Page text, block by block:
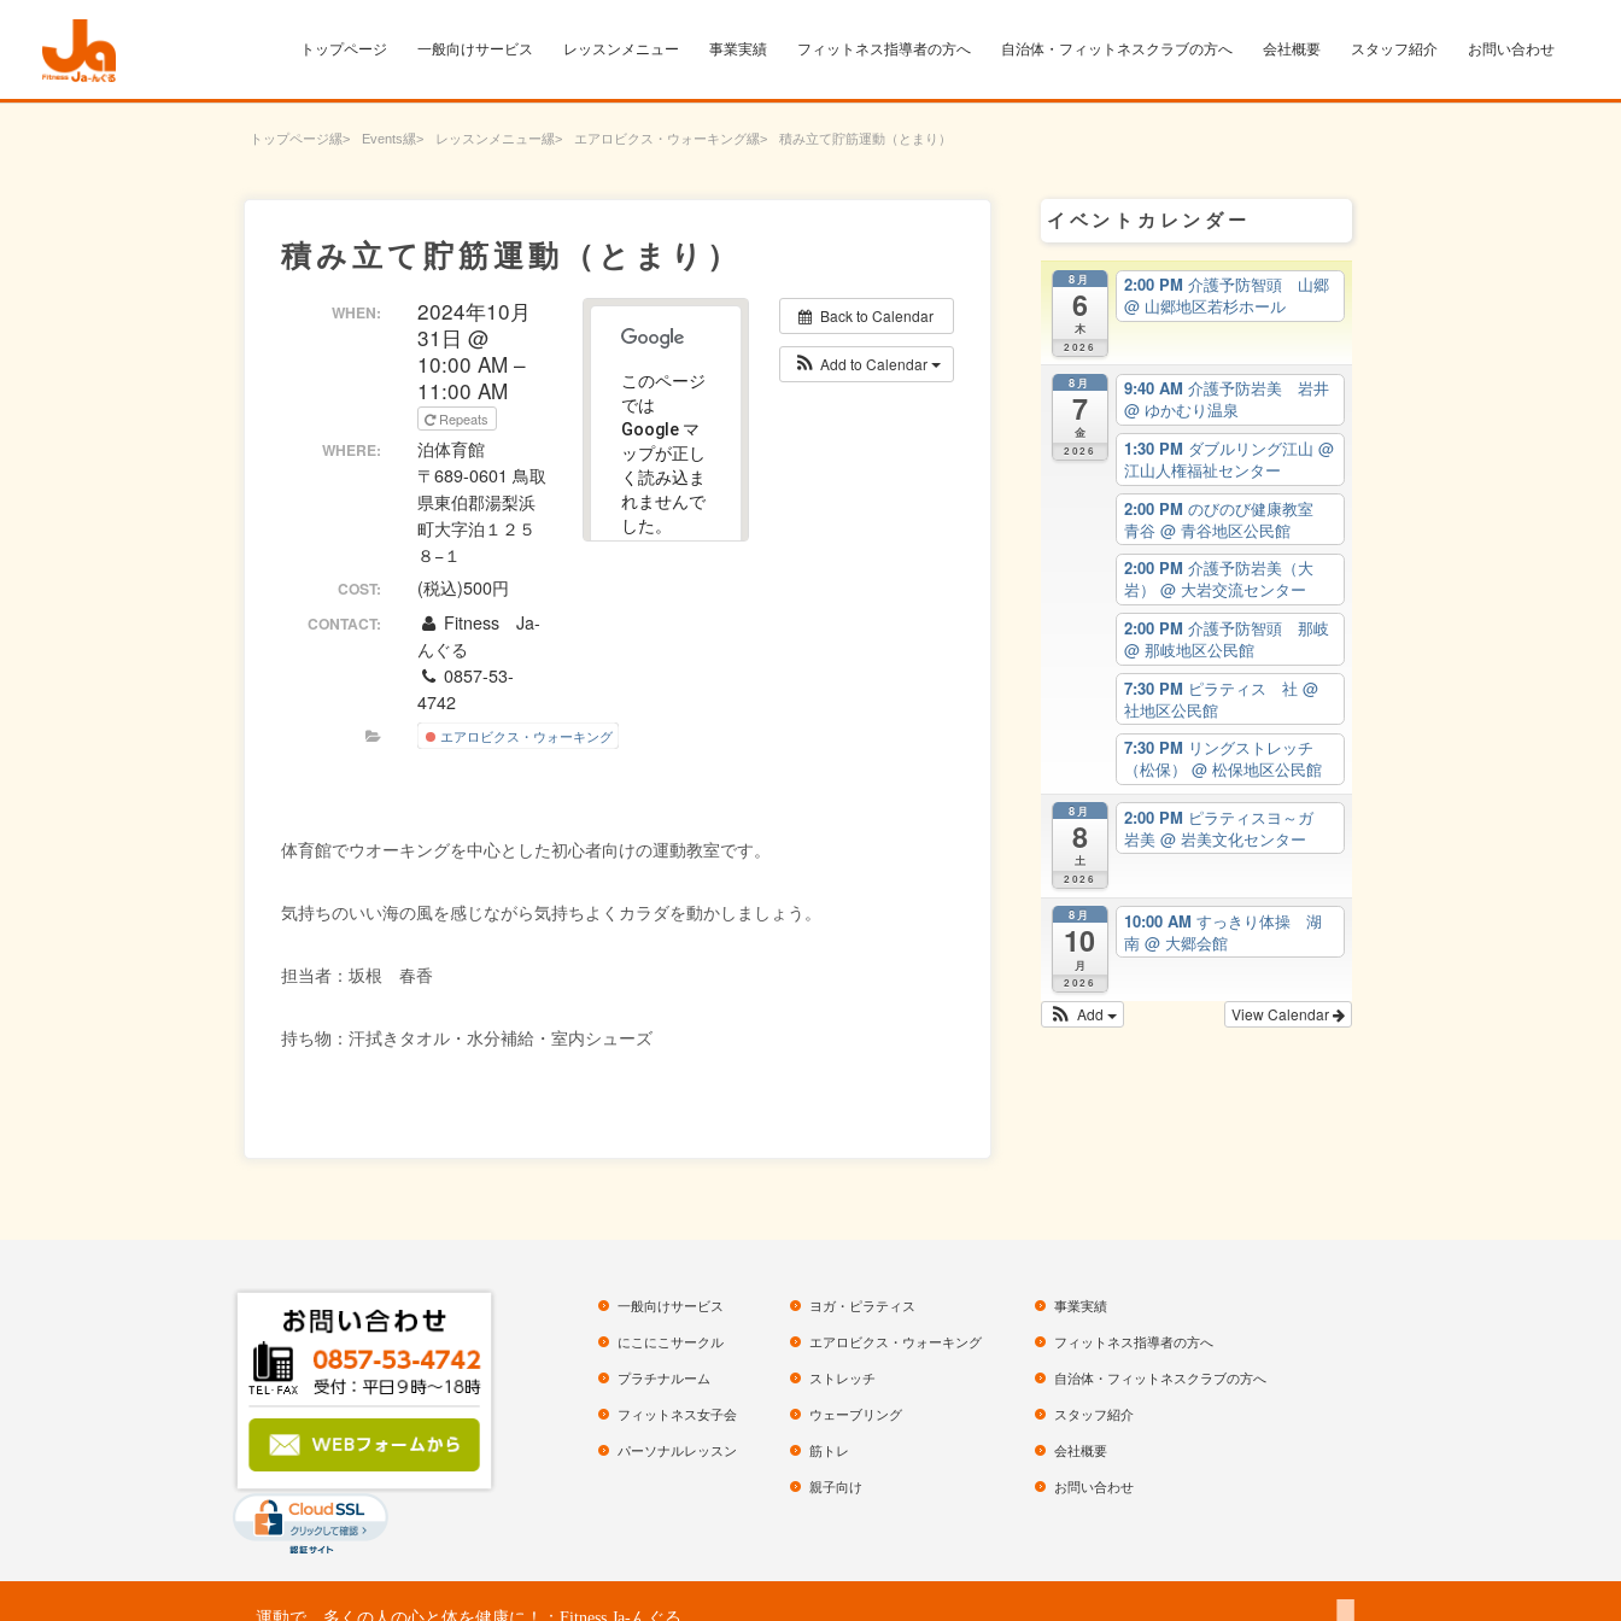
トップページ 一般向けサービス レッスンメニュー 事業実績 フィットネス指導者の方へ 自治体・フィットネスクラブの方へ 会社概要 スタッフ紹介 お問い合わせ
トップページ Events レッスンメニュー エアロビクス・ウォーキング 積み立て貯筋運動（とまり）
積み立て貯筋運動（とまり）
Back to Calendar
Add to Calendar
このページ
では
Google マ
ップが正し
く読み込ま
れませんで
した。
WHEN:
2024年10月
31日 @
10:00 AM –
11:00 AM
Repeats
WHERE:
泊体育館
〒689-0601 鳥取
県東伯郡湯梨浜
町大字泊１２５
８−１
COST: (税込)500円
CONTACT:
Fitness Ja-
んぐる
0857-53-
4742
エアロビクス・ウォーキング
体育館でウオーキングを中心とした初心者向けの運動教室です。
気持ちのいい海の風を感じながら気持ちよくカラダを動かしましょう。
担当者：坂根 春香
持ち物：汗拭きタオル・水分補給・室内シューズ
イベントカレンダー
8月
6
木
2026
2:00 PM 介護予防智頭 山郷
@ 山郷地区若杉ホール
8月
7
金
2026
9:40 AM 介護予防岩美 岩井
@ ゆかむり温泉
1:30 PM ダブルリング江山 @
江山人権福祉センター
2:00 PM のびのび健康教室
青谷 @ 青谷地区公民館
2:00 PM 介護予防岩美（大
岩） @ 大岩交流センター
2:00 PM 介護予防智頭 那岐
@ 那岐地区公民館
7:30 PM ピラティス 社 @
社地区公民館
7:30 PM リングストレッチ
（松保） @ 松保地区公民館
8月
8
土
2026
2:00 PM ピラティスヨ～ガ
岩美 @ 岩美文化センター
8月
10
月
2026
10:00 AM すっきり体操 湖
南 @ 大郷会館
View Calendar
Add
一般向けサービス
にこにこサークル
プラチナルーム
フィットネス女子会
パーソナルレッスン
ヨガ・ピラティス
エアロビクス・ウォーキング
ストレッチ
ウェーブリング
筋トレ
親子向け
事業実績
フィットネス指導者の方へ
自治体・フィットネスクラブの方へ
スタッフ紹介
会社概要
お問い合わせ
運動で、多くの人の心と体を健康に！：Fitness Ja-んぐる